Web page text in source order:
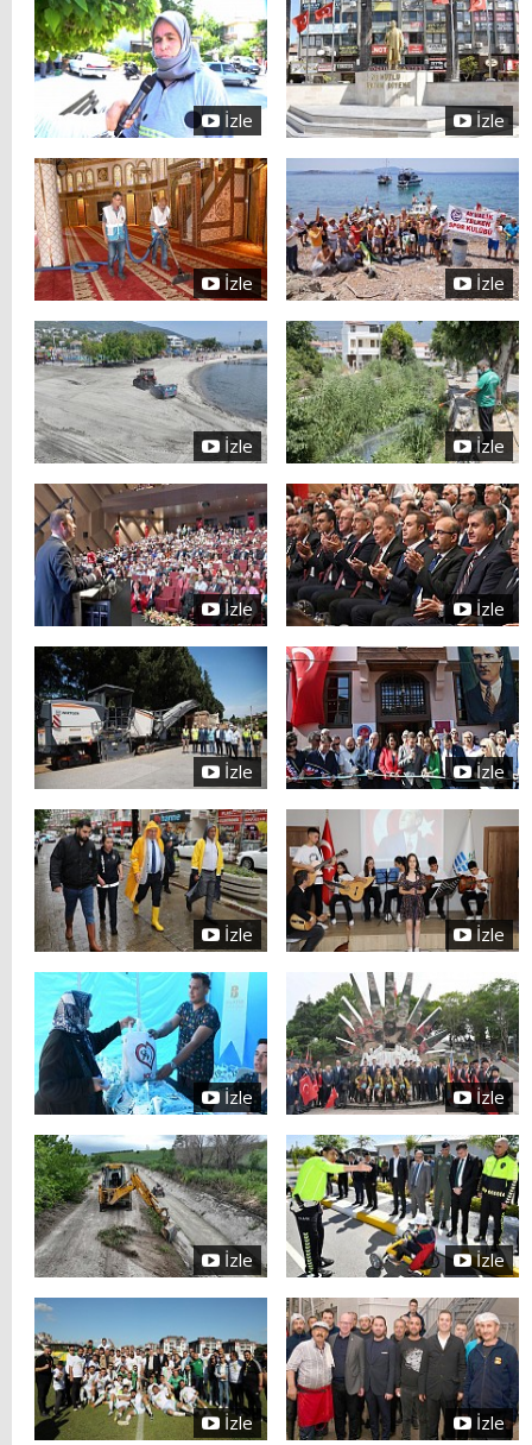
İzle İzle
İzle İzle
İzle İzle
İzle İzle
İzle İzle
İzle İzle
İzle İzle
İzle İzle
İzle İzle